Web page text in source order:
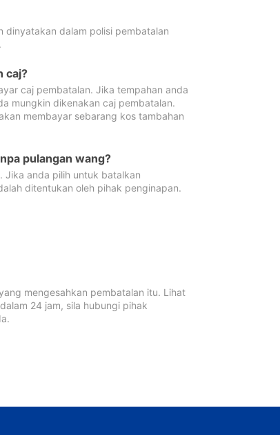
dinyatakan dalam polisi pembatalan
caj?
caj pembatalan. Jika tempahan anda
mungkin dikenakan caj pembatalan.
membayar sebarang kos tambahan
pulangan wang?
Jika anda pilih untuk batalkan
ditentukan oleh pihak penginapan.
mengesahkan pembatalan itu. Lihat
24 jam, sila hubungi pihak